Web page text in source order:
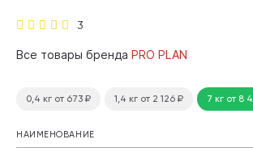
3
Все товары бренда PRO PLAN
0,4 кг от 673 ₽ 1,4 кг от 2 126 ₽ 7 кг от 8
НАИМЕНОВАНИЕ